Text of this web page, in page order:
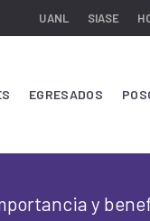
UANL SIASE
EGRESADOS
y